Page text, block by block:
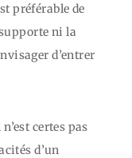
préférable de
ni la
d’entrer
certes pas
d’un